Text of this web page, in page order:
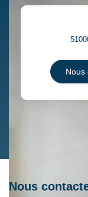
Nous
Nous